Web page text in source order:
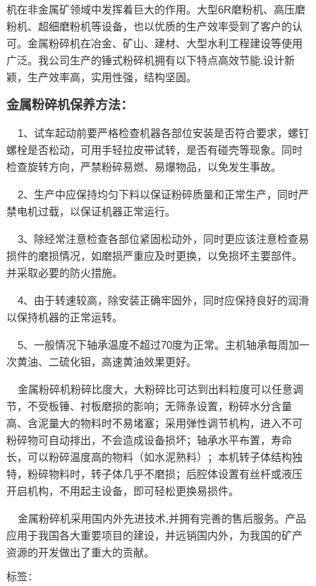
机在非金属矿领域中发挥着巨大的作用。大型6R磨粉机、高压磨
粉机、超细磨粉机等设备，也以优质的生产效率受到了客户的认
可。金属粉碎机在冶金、矿山、建材、大型水利工程建设等使用
广泛。我公司生产的锤式粉碎机拥有以下特点高效节能.设计新
颖，生产效率高，实用性强，结构坚固。
金属粉碎机保养方法：
1、试车起动前要严格检查机器各部位安装是否符合要求，螺钉
螺栓是否松动，可用手轻拉皮带试转，是否有碰壳等现象。同时
检查旋转方向，严禁粉碎易燃、易爆物品，以免发生事故。
2、生产中应保持均匀下料以保证粉碎质量和正常生产，同时严
禁电机过载，以保证机器正常运行。
3、除经常注意检查各部位紧固松动外，同时更应该注意检查易
损件的磨损情况，如磨损严重应及时更换，以免损坏主要部件。
并采取必要的防火措施。
4、由于转速较高，除安装正确牢固外，同时应保持良好的润滑
以保持机器的正常运转。
5、一般情况下轴承温度不超过70度为正常。主机轴承每周加一
次黄油、二硫化钼，高速黄油效果更好。
金属粉碎机粉碎比度大，大粉碎比可达到出料粒度可以任意调
节，不受板锤、衬板磨损的影响；无筛条设置，粉碎水分含量
高、含泥量大的物料时不易堵塞；采用弹性调节机构，进入不可
粉碎物可自动排出，不会造成设备损坏；轴承水平布置，寿命
长，可以粉碎温度高的物料（如水泥熟料）；本机转子体结构独
特，粉碎物料时，转子体几乎不磨损；后腔体设置有丝杆或液压
开启机构，不用起主设备，即可轻松更换易损件。
金属粉碎机采用国内外先进技术,并拥有完善的售后服务。产品
应用于我国各大重要项目的建设，并远销国内外，为我国的矿产
资源的开发做出了重大的贡献。
标签：